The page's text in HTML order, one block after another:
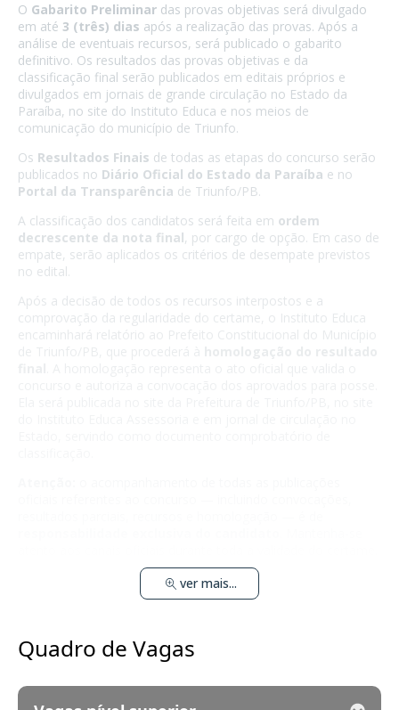
O Gabarito Preliminar das provas objetivas será divulgado
em até 3 (três) dias após a realização das provas. Após a
análise de eventuais recursos, será publicado o gabarito
definitivo. Os resultados das provas objetivas e da
classificação final serão publicados em editais próprios e
divulgados em jornais de grande circulação no Estado da
Paraíba, no site do Instituto Educa e nos meios de
comunicação do município de Triunfo.
Os Resultados Finais de todas as etapas do concurso serão
publicados no Diário Oficial do Estado da Paraíba e no
Portal da Transparência de Triunfo/PB.
A classificação dos candidatos será feita em ordem
decrescente da nota final, por cargo de opção. Em caso de
empate, serão aplicados os critérios de desempate previstos
no edital.
Após a decisão de todos os recursos interpostos e a
comprovação da regularidade do certame, o Instituto Educa
ver mais...
Quadro de Vagas